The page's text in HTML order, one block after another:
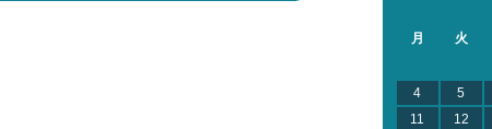
月
火
4
5
11
12